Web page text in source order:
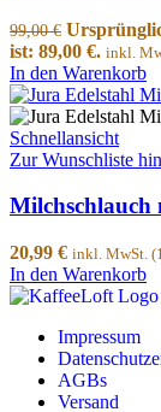
99,00€
ist: 89,00 €. inkl.
In den Warenkorb
Schnellansicht
Zur Wunschliste
Milchschlauch
20,99 € inkl. MwSt. (
In den Warenkorb
Impressum
AGBs
Versand